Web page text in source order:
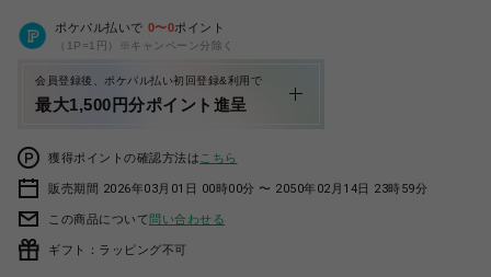
ポケパル払いで 0〜0ポイント
（1P=1円）※キャンペーン分除く
会員登録後、ポケパル払い初回登録&利用で
最大1,500円分ポイント進呈
獲得ポイントの確認方法は こちら
販売期間 2026年03月01日 00時00分 〜 2050年02月14日 23時59分
この商品について問い合わせる
ギフト：ラッピング不可